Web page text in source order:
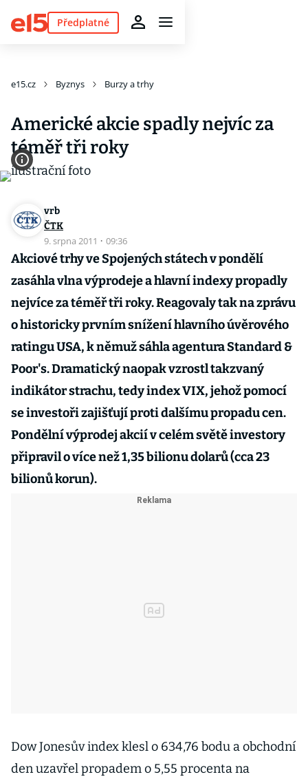
Předplatné
e15.cz Byznys Burzy a trhy
Americké akcie spadly nejvíc za
téměř tři roky
vrb
ČTK
9. srpna 2011 · 09:36
Akciové trhy ve Spojených státech v pondělí
zasáhla vlna výprodeje a hlavní indexy propadly
nejvíce za téměř tři roky. Reagovaly tak na zprávu
o historicky prvním snížení hlavního úvěrového
ratingu USA, k němuž sáhla agentura Standard &
Poor's. Dramatický naopak vzrostl takzvaný
indikátor strachu, tedy index VIX, jehož pomocí
se investoři zajišťují proti dalšímu propadu cen.
Pondělní výprodej akcií v celém světě investory
připravil o více než 1,35 bilionu dolarů (cca 23
bilionů korun).
Dow Jonesův index klesl o 634,76 bodu a obchodní
den uzavřel propadem o 5,55 procenta na